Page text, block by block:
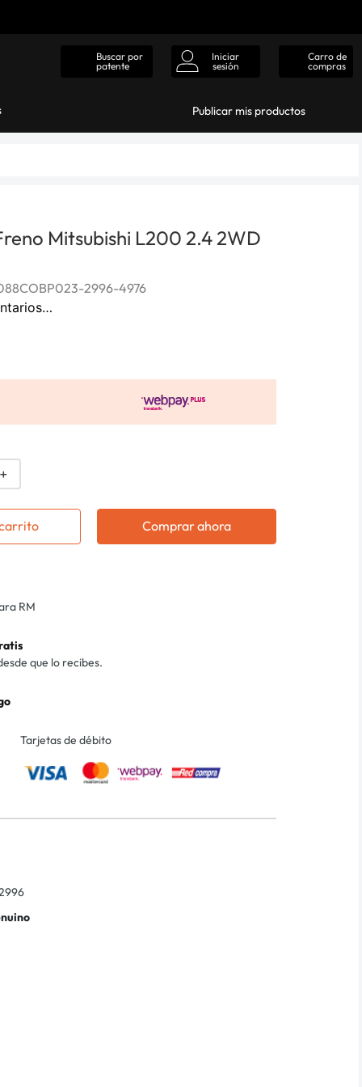
Buscar por
patente
Iniciar
sesión
Carro de
compras
Publicar mis productos
Mitsubishi L200 2.4 2WD
2996-4976
＋
Comprar ahora
RM
que lo recibes.
Tarjetas de débito